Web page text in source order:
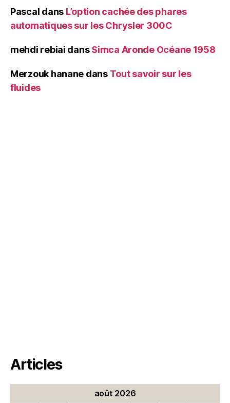
Pascal dans L’option cachée des phares
automatiques sur les Chrysler 300C
mehdi rebiai dansSimca Aronde Océane 1958
Merzouk hanane dans Tout savoir sur les
fluides
Articles
août 2026